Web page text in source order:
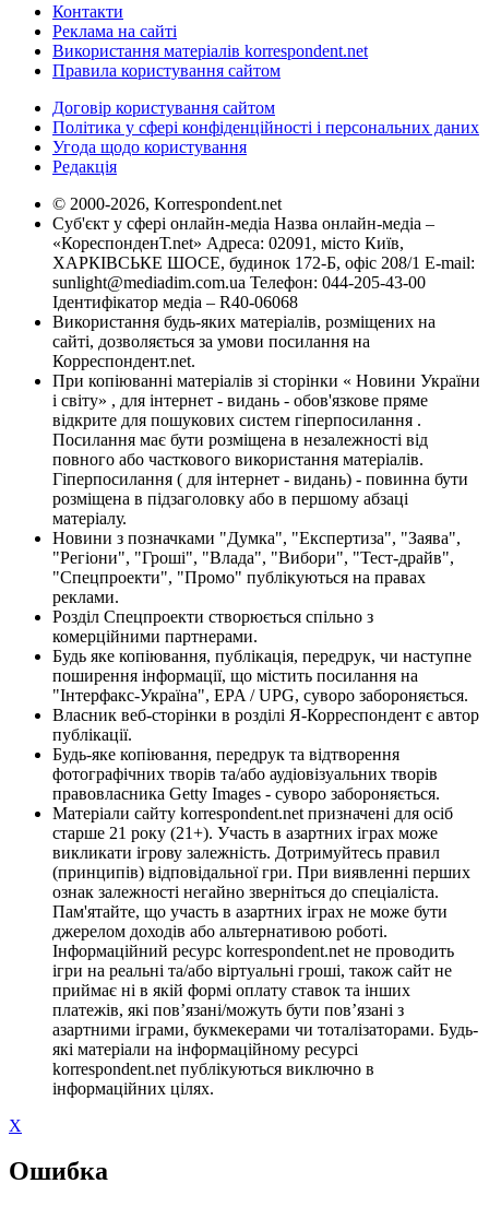
Контакти
Реклама на сайті
Використання матеріалів korrespondent.net
Правила користування сайтом
Договір користування сайтом
Політика у сфері конфіденційності і персональних даних
Угода щодо користування
Редакція
© 2000-2026, Korrespondent.net
Суб'єкт у сфері онлайн-медіа Назва онлайн-медіа –
«КореспонденТ.net» Адреса: 02091, місто Київ,
ХАРКІВСЬКЕ ШОСЕ, будинок 172-Б, офіс 208/1 E-mail:
sunlight@mediadim.com.ua Телефон: 044-205-43-00
Ідентифікатор медіа – R40-06068
Використання будь-яких матеріалів, розміщених на
сайті, дозволяється за умови посилання на
Корреспондент.net.
При копіюванні матеріалів зі сторінки « Новини України
і світу» , для інтернет - видань - обов'язкове пряме
відкрите для пошукових систем гіперпосилання .
Посилання має бути розміщена в незалежності від
повного або часткового використання матеріалів.
Гіперпосилання ( для інтернет - видань) - повинна бути
розміщена в підзаголовку або в першому абзаці
матеріалу.
Новини з позначками "Думка", "Експертиза", "Заява",
"Регіони", "Гроші", "Влада", "Вибори", "Тест-драйв",
"Спецпроекти", "Промо" публікуються на правах
реклами.
Розділ Спецпроекти створюється спільно з
комерційними партнерами.
Будь яке копіювання, публікація, передрук, чи наступне
поширення інформації, що містить посилання на
"Інтерфакс-Україна", EPA / UPG, суворо забороняється.
Власник веб-сторінки в розділі Я-Корреспондент є автор
публікації.
Будь-яке копіювання, передрук та відтворення
фотографічних творів та/або аудіовізуальних творів
правовласника Getty Images - суворо забороняється.
Матеріали сайту korrespondent.net призначені для осіб
старше 21 року (21+). Участь в азартних іграх може
викликати ігрову залежність. Дотримуйтесь правил
(принципів) відповідальної гри. При виявленні перших
ознак залежності негайно зверніться до спеціаліста.
Пам'ятайте, що участь в азартних іграх не може бути
джерелом доходів або альтернативою роботі.
Інформаційний ресурс korrespondent.net не проводить
ігри на реальні та/або віртуальні гроші, також сайт не
приймає ні в якій формі оплату ставок та інших
платежів, які пов’язані/можуть бути пов’язані з
азартними іграми, букмекерами чи тоталізаторами. Будь-
які матеріали на інформаційному ресурсі
korrespondent.net публікуються виключно в
інформаційних цілях.
X
Ошибка